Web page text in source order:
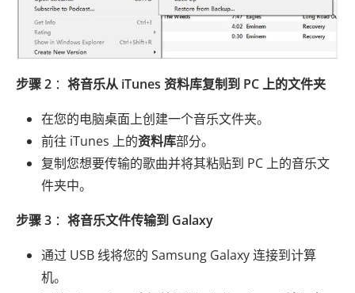
步骤 2 ： 将音乐从 iTunes 资料库复制到 PC 上的文件夹
在您的电脑桌面上创建一个音乐文件夹。
前往 iTunes 上的资料库部分。
复制您想要传输的歌曲并将其粘贴到 PC 上的音乐文
件夹中。
步骤 3 ： 将音乐文件传输到 Galaxy
通过 USB 线将您的 Samsung Galaxy 连接到计算
机。